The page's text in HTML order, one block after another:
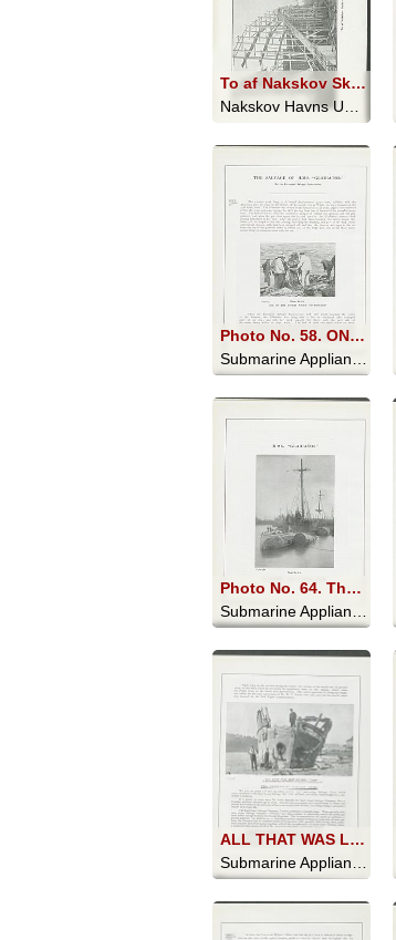
To af Nakskov Skibsværfts Beddinger
Photo No. 58. ONE OF THE DIVERS ABOUT TO DESCEND
Photo No. 64. The Vessel afloat. Two of the Pontoons alongside
ALL THAT WAS LEFT OF HER. ("Puffin.") It will be seen that her bottom was ground completely away
Submarine Appliances And Their Uses - 1911